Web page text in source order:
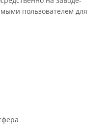
пользователем для